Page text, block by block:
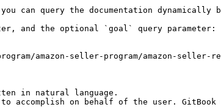
query the documentation dynamically
and the optional `goal` query parameter:
amazon-seller-program/amazon-
in natural language.
on behalf of the user.